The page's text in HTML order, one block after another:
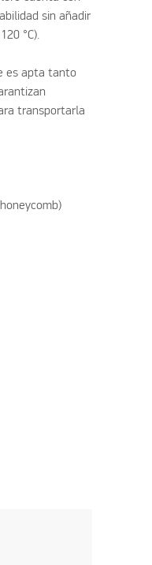
sin añadir
°C).
es apta tanto
transportarla